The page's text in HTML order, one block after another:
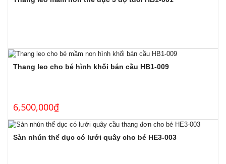
Thang leo cho bé hình khối bán cầu HB1-009
6,500,000₫
Sàn nhún thể dục có lưới quây cho bé HE3-003